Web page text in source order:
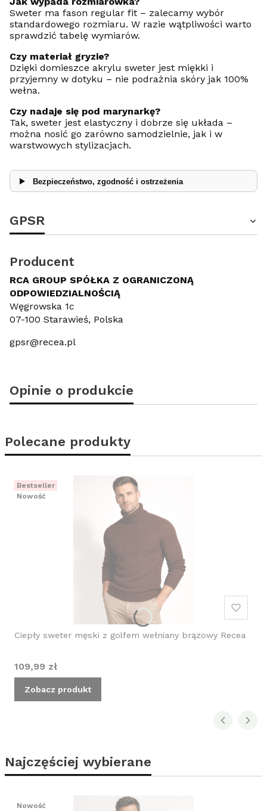
Sweter ma fason regular fit – zalecamy wybór
standardowego rozmiaru. W razie wątpliwości warto
sprawdzić tabelę wymiarów.
Czy materiał gryzie?
Dzięki domieszce akrylu sweter jest miękki i
przyjemny w dotyku – nie podrażnia skóry jak 100%
wełna.
Czy nadaje się pod marynarkę?
Tak, sweter jest elastyczny i dobrze się układa –
można nosić go zarówno samodzielnie, jak i w
warstwowych stylizacjach.
Bezpieczeństwo, zgodność i ostrzeżenia
GPSR
Producent
RCA GROUP SPÓŁKA Z OGRANICZONĄ
ODPOWIEDZIALNOŚCIĄ
Węgrowska 1c
07-100 Starawieś, Polska
gpsr@recea.pl
Opinie o produkcie
Polecane produkty
Bestseller
Nowość
Ciepły sweter męski z golfem wełniany brązowy Recea
Cena
109,99 zł
Zobacz produkt
Najczęściej wybierane
Nowość